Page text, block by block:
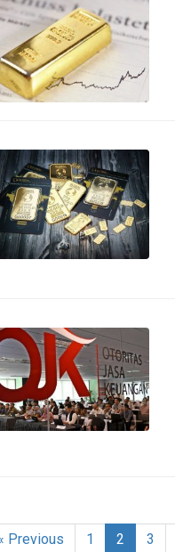
Previous 1 2 3